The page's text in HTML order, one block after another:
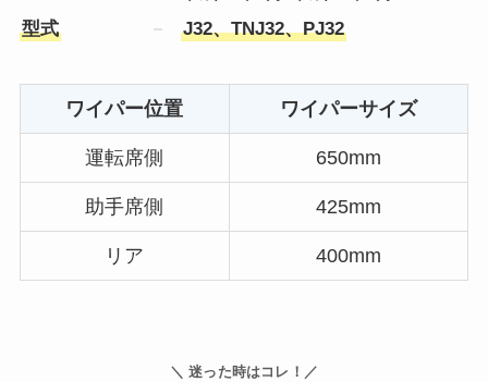
型式
J32、TNJ32、PJ32
ワイパー位置 ワイパーサイズ
運転席側 650mm
助手席側 425mm
リア 400mm
＼ 迷った時はコレ！／